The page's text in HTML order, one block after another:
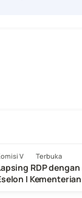
V Terbuka
RDP dengan
I Kementerian